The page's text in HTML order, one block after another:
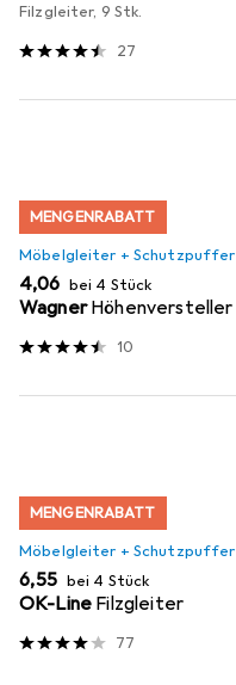
Filzgleiter, 9 Stk.
27
MENGENRABATT
Möbelgleiter + Schutzpuffer
EUR
4,06 bei 4 Stück
Wagner Höhenversteller
10
MENGENRABATT
Möbelgleiter + Schutzpuffer
EUR
6,55 bei 4 Stück
OK-Line Filzgleiter
77